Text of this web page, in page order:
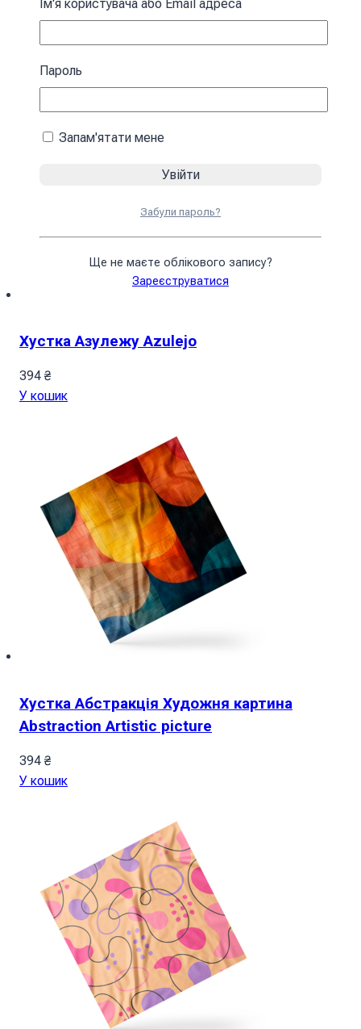
Хустка Азулежу Azulejo
394 ₴
У кошик
Хустка Абстракція Художня картина
Abstraction Artistic picture
394 ₴
У кошик
Ім'я користувача або Email адреса
Пароль
Запам'ятати мене
Забули пароль?
Ще не маєте облікового запису?
Зареєструватися